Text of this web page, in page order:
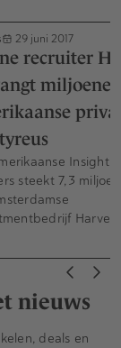
29 juni 2017
recruiter
Insight
steekt 7,3
Harver.
nieuws
deals en